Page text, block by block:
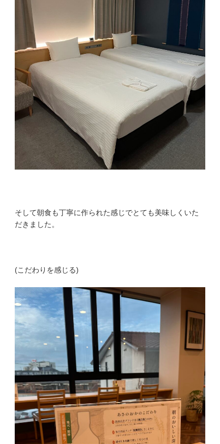
そして朝食も丁寧に作られた感じでとても美味しくいた
だきました。
(こだわりを感じる)